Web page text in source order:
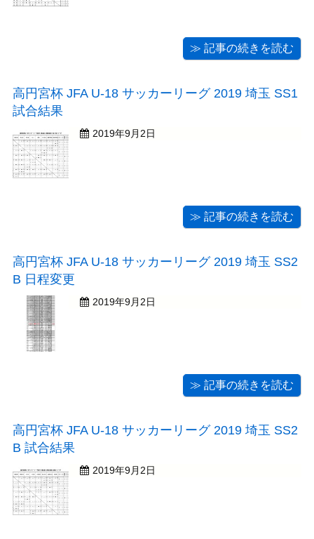
≫ 記事の続きを読む
高円宮杯 JFA U-18 サッカーリーグ 2019 埼玉 SS1
試合結果
2019年9月2日
≫ 記事の続きを読む
高円宮杯 JFA U-18 サッカーリーグ 2019 埼玉 SS2
B 日程変更
2019年9月2日
≫ 記事の続きを読む
高円宮杯 JFA U-18 サッカーリーグ 2019 埼玉 SS2
B 試合結果
2019年9月2日